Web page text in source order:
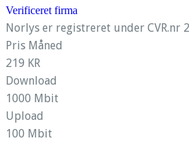
Verificeret firma
Norlys er registreret under CVR.nr
Pris Måned
219 KR
Download
1000 Mbit
Upload
100 Mbit